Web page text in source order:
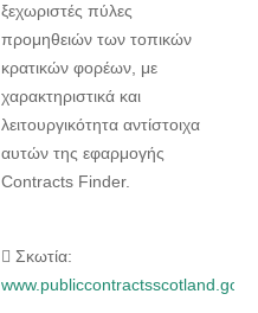
ξεχωριστές πύλες
προμηθειών των τοπικών
κρατικών φορέων, με
χαρακτηριστικά και
λειτουργικότητα αντίστοιχα
αυτών της εφαρμογής
Contracts Finder.
 Σκωτία: